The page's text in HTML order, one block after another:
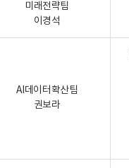
미래전략팀
이경석
AI데이터확산팀
권보라